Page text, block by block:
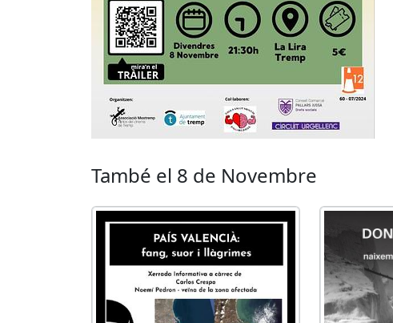
També el 8 de Novembre